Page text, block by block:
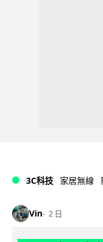
3C科技 家居無線
Vin 2 日